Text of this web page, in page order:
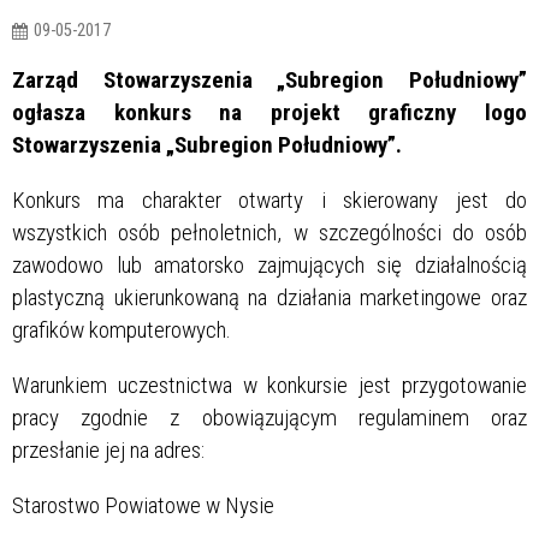
09-05-2017
Zarząd Stowarzyszenia „Subregion Południowy”
ogłasza konkurs na projekt graficzny logo
Stowarzyszenia „Subregion Południowy”.
Konkurs ma charakter otwarty i skierowany jest do
wszystkich osób pełnoletnich, w szczególności do osób
zawodowo lub amatorsko zajmujących się działalnością
plastyczną ukierunkowaną na działania marketingowe oraz
grafików komputerowych.
Warunkiem uczestnictwa w konkursie jest przygotowanie
pracy zgodnie z obowiązującym regulaminem oraz
przesłanie jej na adres:
Starostwo Powiatowe w Nysie